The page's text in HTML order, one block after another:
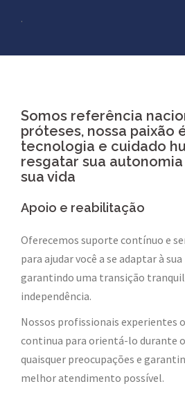
.
Somos referência
próteses, nossa paixão
tecnologia e cuidado
resgatar sua
sua vida
Apoio e reabilitação
Oferecemos suporte contínuo e
para ajudar você a se adaptar à
garantindo uma transição
independência.
Nossos profissionais experientes
continua para orientá-lo durante
quaisquer preocupações e
melhor atendimento possível.